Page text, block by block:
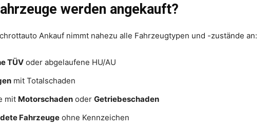
werden angekauft?
Ankauf nimmt nahezu alle Fahrzeugtypen und -zustände an:
TÜV oder abgelaufene HU/AU
mit Totalschaden
mit Motorschaden oder Getriebeschaden
Fahrzeuge ohne Kennzeichen